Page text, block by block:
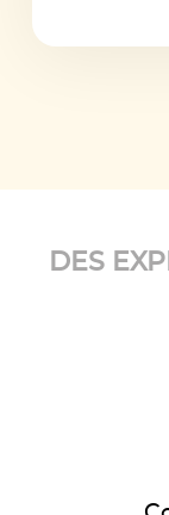
DES